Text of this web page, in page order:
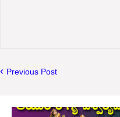
Previous Post